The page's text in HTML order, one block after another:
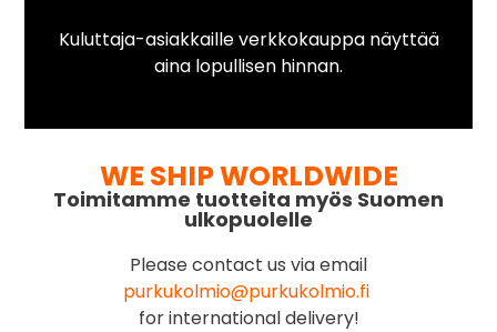
Kuluttaja-asiakkaille verkkokauppa näyttää
aina lopullisen hinnan.
WE SHIP WORLDWIDE
Toimitamme tuotteita myös Suomen
ulkopuolelle
Please contact us via email
purkukolmio@purkukolmio.fi
for international delivery!